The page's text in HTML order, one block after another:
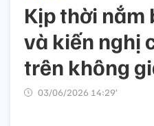
Kịp thời nắm
và kiến nghị
trên không
03/06/2026 14:29’